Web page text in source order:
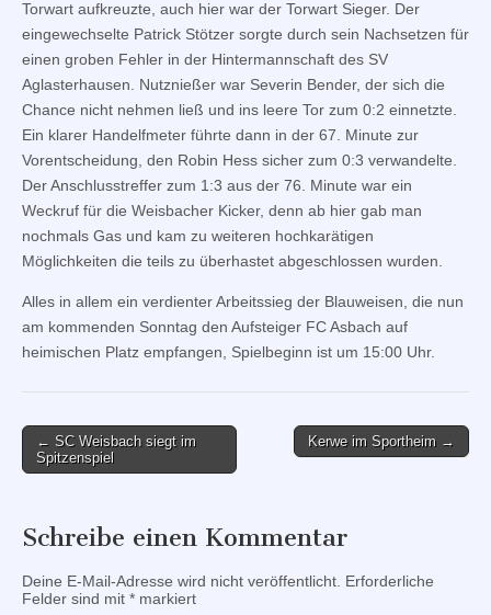
Torwart aufkreuzte, auch hier war der Torwart Sieger. Der
eingewechselte Patrick Stötzer sorgte durch sein Nachsetzen für
einen groben Fehler in der Hintermannschaft des SV
Aglasterhausen. Nutznießer war Severin Bender, der sich die
Chance nicht nehmen ließ und ins leere Tor zum 0:2 einnetzte.
Ein klarer Handelfmeter führte dann in der 67. Minute zur
Vorentscheidung, den Robin Hess sicher zum 0:3 verwandelte.
Der Anschlusstreffer zum 1:3 aus der 76. Minute war ein
Weckruf für die Weisbacher Kicker, denn ab hier gab man
nochmals Gas und kam zu weiteren hochkarätigen
Möglichkeiten die teils zu überhastet abgeschlossen wurden.
Alles in allem ein verdienter Arbeitssieg der Blauweisen, die nun
am kommenden Sonntag den Aufsteiger FC Asbach auf
heimischen Platz empfangen, Spielbeginn ist um 15:00 Uhr.
Post
navigation
← SC Weisbach siegt im
Spitzenspiel
Kerwe im Sportheim →
Schreibe einen Kommentar
Deine E-Mail-Adresse wird nicht veröffentlicht. Erforderliche
Felder sind mit * markiert